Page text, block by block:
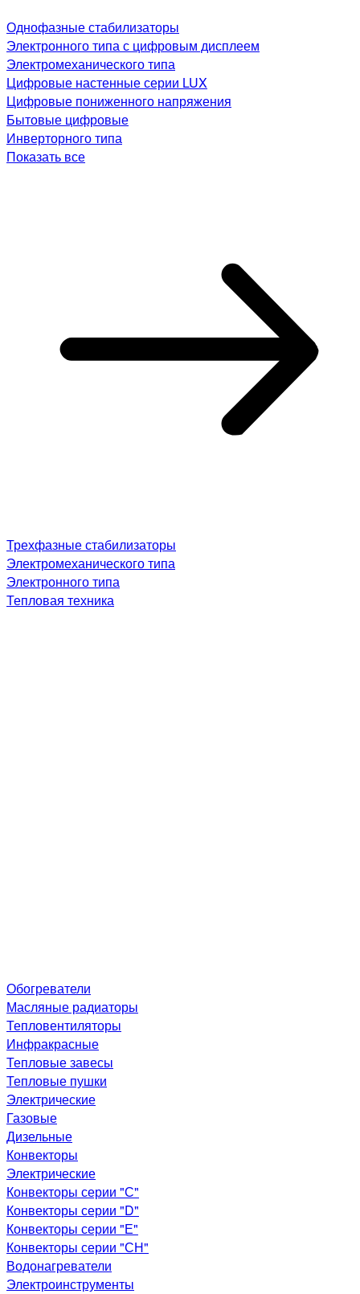
Однофазные стабилизаторы
Электронного типа с цифровым дисплеем
Электромеханического типа
Цифровые настенные серии LUX
Цифровые пониженного напряжения
Бытовые цифровые
Инверторного типа
Показать все
Трехфазные стабилизаторы
Электромеханического типа
Электронного типа
Тепловая техника
Обогреватели
Масляные радиаторы
Тепловентиляторы
Инфракрасные
Тепловые завесы
Тепловые пушки
Электрические
Газовые
Дизельные
Конвекторы
Электрические
Конвекторы серии "С"
Конвекторы серии "D"
Конвекторы серии "Е"
Конвекторы серии "СН"
Водонагреватели
Электроинструменты